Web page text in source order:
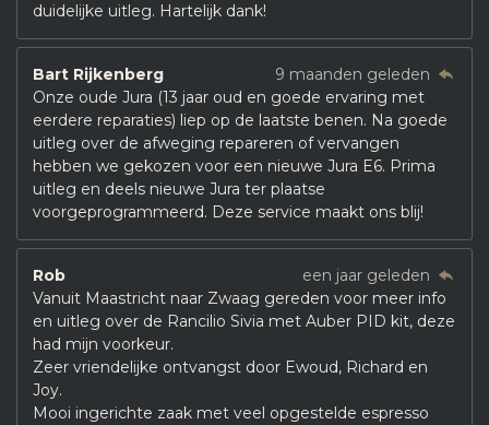
duidelijke uitleg. Hartelijk dank!
Bart Rijkenberg
9 maanden geleden
Onze oude Jura (13 jaar oud en goede ervaring met
eerdere reparaties) liep op de laatste benen. Na goede
uitleg over de afweging repareren of vervangen
hebben we gekozen voor een nieuwe Jura E6. Prima
uitleg en deels nieuwe Jura ter plaatse
voorgeprogrammeerd. Deze service maakt ons blij!
Rob
een jaar geleden
Vanuit Maastricht naar Zwaag gereden voor meer info
en uitleg over de Rancilio Sivia met Auber PID kit, deze
had mijn voorkeur.
Zeer vriendelijke ontvangst door Ewoud, Richard en
Joy.
Mooi ingerichte zaak met veel opgestelde espresso